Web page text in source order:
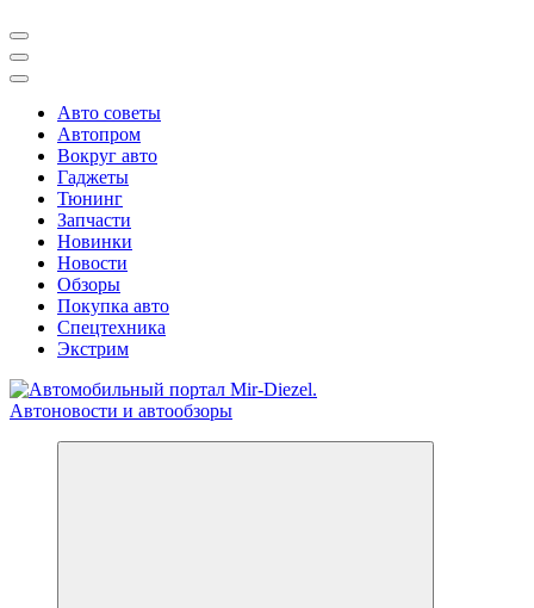
Авто советы
Автопром
Вокруг авто
Гаджеты
Тюнинг
Запчасти
Новинки
Новости
Обзоры
Покупка авто
Спецтехника
Экстрим
Справочник автомобилиста. Обзор новинок популярных